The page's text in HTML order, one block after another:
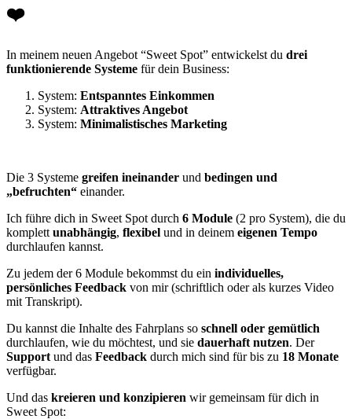
❤️
In meinem neuen Angebot “Sweet Spot” entwickelst du drei
funktionierende Systeme für dein Business:
System: Entspanntes Einkommen
System: Attraktives Angebot
System: Minimalistisches Marketing
Die 3 Systeme greifen ineinander und bedingen und
„befruchten“ einander.
Ich führe dich in Sweet Spot durch 6 Module (2 pro System), die du
komplett unabhängig, flexibel und in deinem eigenen Tempo
durchlaufen kannst.
Zu jedem der 6 Module bekommst du ein individuelles,
persönliches Feedback von mir (schriftlich oder als kurzes Video
mit Transkript).
Du kannst die Inhalte des Fahrplans so schnell oder gemütlich
durchlaufen, wie du möchtest, und sie dauerhaft nutzen. Der
Support und das Feedback durch mich sind für bis zu 18 Monate
verfügbar.
Und das kreieren und konzipieren wir gemeinsam für dich in
Sweet Spot: